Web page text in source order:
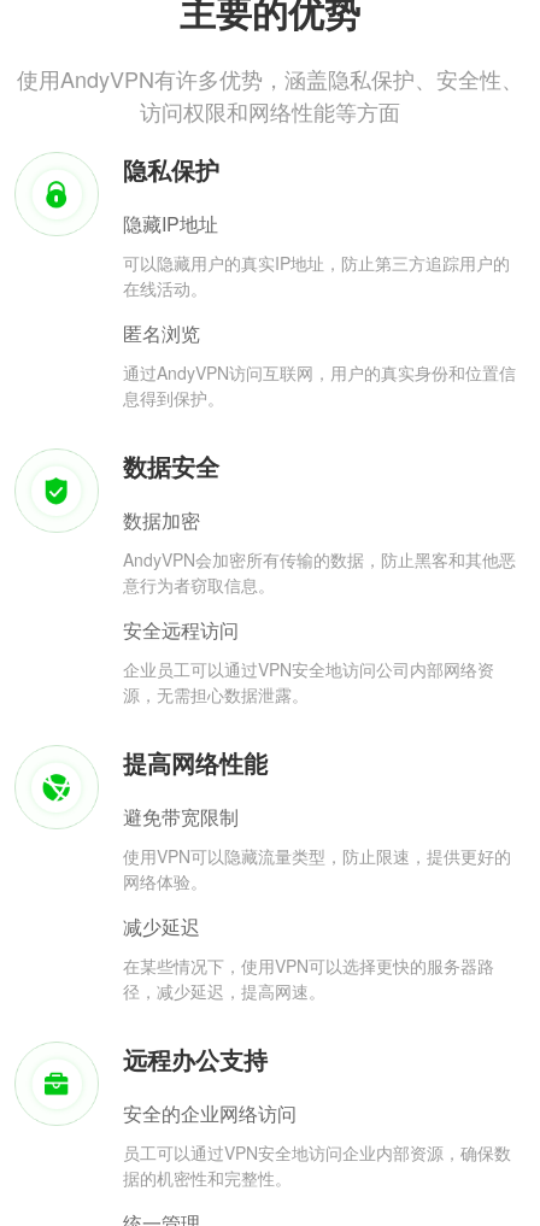
主要的优势
使用AndyVPN有许多优势，涵盖隐私保护、安全性、
访问权限和网络性能等方面
隐私保护
隐藏IP地址
可以隐藏用户的真实IP地址，防止第三方追踪用户的
在线活动。
匿名浏览
通过AndyVPN访问互联网，用户的真实身份和位置信
息得到保护。
数据安全
数据加密
AndyVPN会加密所有传输的数据，防止黑客和其他恶
意行为者窃取信息。
安全远程访问
企业员工可以通过VPN安全地访问公司内部网络资
源，无需担心数据泄露。
提高网络性能
避免带宽限制
使用VPN可以隐藏流量类型，防止限速，提供更好的
网络体验。
减少延迟
在某些情况下，使用VPN可以选择更快的服务器路
径，减少延迟，提高网速。
远程办公支持
安全的企业网络访问
员工可以通过VPN安全地访问企业内部资源，确保数
据的机密性和完整性。